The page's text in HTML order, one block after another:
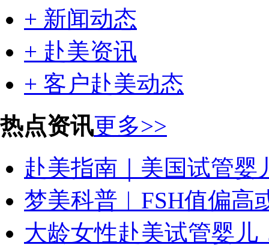
+ 新闻动态
+ 赴美资讯
+ 客户赴美动态
热点资讯更多>>
赴美指南｜美国试管婴
梦美科普︱FSH值偏高
大龄女性赴美试管婴儿